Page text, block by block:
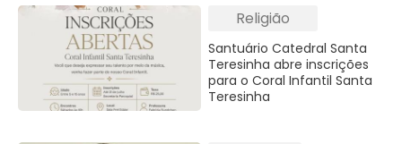
Religião
Santuário Catedral Santa
Teresinha abre inscrições
para o Coral Infantil Santa
Teresinha